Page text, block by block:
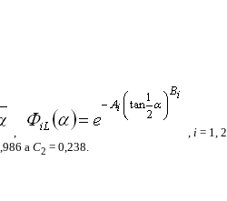
, , i = 1, 2
aC2 = 0,238.